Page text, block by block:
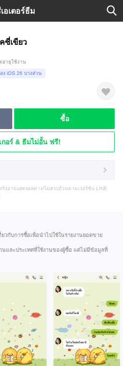
อเตอร์ธีม
ซี่เขียว
อายุใช้งาน
ง iOS 26 บางส่วน
ซื้อ
กอร์ & ธีมไม่อั้น ฟรี!
งอาจแสดงผลต่าง/ไม่ครบถ้วนตามเวอร์ชัน LINE
ยวกับการซื้อเพื่อนำไปใช้ในรายงานยอดขาย
และประเทศที่ใช้งานของผู้ซื้อ แต่ไม่มีข้อมูลที่